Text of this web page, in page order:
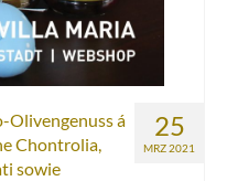
25
MRZ 2021
Olivengenuss á
Chontrolia,
sowie